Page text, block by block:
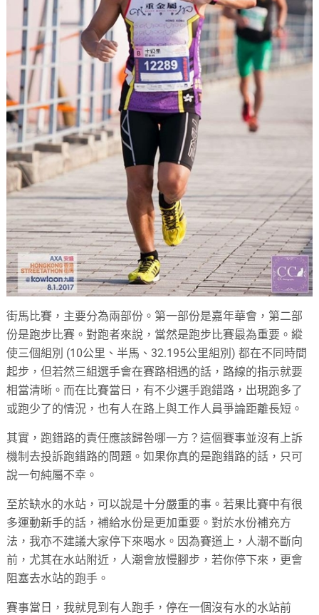
街馬比賽，主要分為兩部份。第一部份是嘉年華會，第二部
份是跑步比賽。對跑者來說，當然是跑步比賽最為重要。縱
使三個組別 (10公里、半馬、32.195公里組別) 都在不同時間
起步，但若然三組選手會在賽路相遇的話，路線的指示就要
相當清晰。而在比賽當日，有不少選手跑錯路，出現跑多了
或跑少了的情況，也有人在路上與工作人員爭論距離長短。
其實，跑錯路的責任應該歸咎哪一方？這個賽事並沒有上訴
機制去投訴跑錯路的問題。如果你真的是跑錯路的話，只可
說一句純屬不幸。
至於缺水的水站，可以說是十分嚴重的事。若果比賽中有很
多運動新手的話，補給水份是更加重要。對於水份補充方
法，我亦不建議大家停下來喝水。因為賽道上，人潮不斷向
前，尤其在水站附近，人潮會放慢腳步，若你停下來，更會
阻塞去水站的跑手。
賽事當日，我就見到有人跑手，停在一個沒有水的水站前